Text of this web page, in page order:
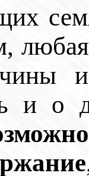
и о